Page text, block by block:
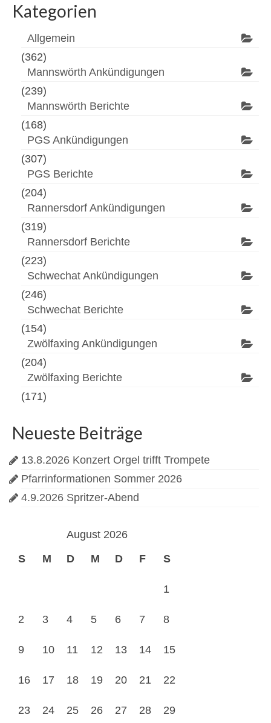
Kategorien
Allgemein
(362)
Mannswörth Ankündigungen
(239)
Mannswörth Berichte
(168)
PGS Ankündigungen
(307)
PGS Berichte
(204)
Rannersdorf Ankündigungen
(319)
Rannersdorf Berichte
(223)
Schwechat Ankündigungen
(246)
Schwechat Berichte
(154)
Zwölfaxing Ankündigungen
(204)
Zwölfaxing Berichte
(171)
Neueste Beiträge
13.8.2026 Konzert Orgel trifft Trompete
Pfarrinformationen Sommer 2026
4.9.2026 Spritzer-Abend
August 2026
S
M D M D F S
1
2 3 4 5 6 7 8
9 10 11 12 13 14 15
16 17 18 19 20 21 22
23 24 25 26 27 28 29